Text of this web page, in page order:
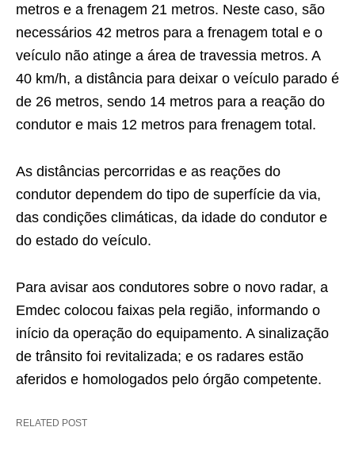
metros e a frenagem 21 metros. Neste caso, são
necessários 42 metros para a frenagem total e o
veículo não atinge a área de travessia metros. A
40 km/h, a distância para deixar o veículo parado é
de 26 metros, sendo 14 metros para a reação do
condutor e mais 12 metros para frenagem total.
As distâncias percorridas e as reações do
condutor dependem do tipo de superfície da via,
das condições climáticas, da idade do condutor e
do estado do veículo.
Para avisar aos condutores sobre o novo radar, a
Emdec colocou faixas pela região, informando o
início da operação do equipamento. A sinalização
de trânsito foi revitalizada; e os radares estão
aferidos e homologados pelo órgão competente.
RELATED POST